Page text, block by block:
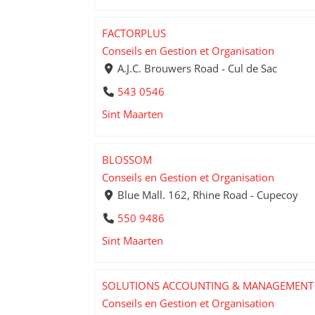
FACTORPLUS
Conseils en Gestion et Organisation
A.J.C. Brouwers Road - Cul de Sac
543 0546
Sint Maarten
BLOSSOM
Conseils en Gestion et Organisation
Blue Mall. 162, Rhine Road - Cupecoy
550 9486
Sint Maarten
SOLUTIONS ACCOUNTING &
Conseils en Gestion et Organisation